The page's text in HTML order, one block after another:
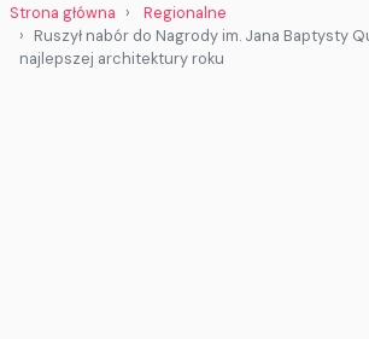
Strona główna
Regionalne
Ruszył nabór do Nagrody im. Jana Baptysty
najlepszej architektury roku